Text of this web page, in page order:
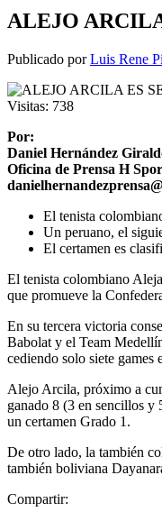
ALEJO
Publicado porLuis Rene
Visitas: 738
Por:
Daniel Hernández
Oficina de Prensa H
El tenista
Un peruano, el
El certamen es
El tenista colombiano
que promueve la
En su tercera victoria
Babolat y el Team
cediendo solo siete games
Alejo Arcila, próximo a
ganado 8 (3 en sencillos y
un certamen Grado 1.
De otro lado, la también
también boliviana
Compartir: